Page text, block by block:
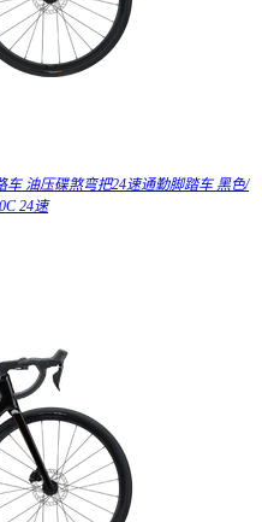
车 油压碟煞弯把24速通勤脚踏车 黑色/
24速